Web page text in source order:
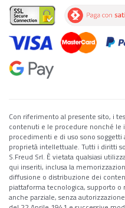
Con riferimento al presente sito, i
contenuti e le procedure nonché le
procedimenti e di uso sono
proprietà intellettuale. Tutti i diritti
S.Freud Srl. È vietata qualsiasi
qui inseriti, inclusa la
diffusione o distribuzione dei
piattaforma tecnologica, supporto
anche parziale, senza